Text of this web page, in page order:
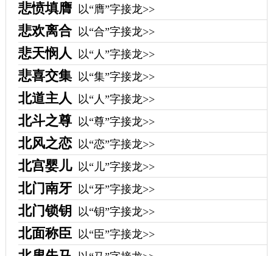
悲愤填膺 以“膺”字接龙>>
悲欢离合 以“合”字接龙>>
悲天悯人 以“人”字接龙>>
悲喜交集 以“集”字接龙>>
北道主人 以“人”字接龙>>
北斗之尊 以“尊”字接龙>>
北风之恋 以“恋”字接龙>>
北宫婴儿 以“儿”字接龙>>
北门南牙 以“牙”字接龙>>
北门锁钥 以“钥”字接龙>>
北面称臣 以“臣”字接龙>>